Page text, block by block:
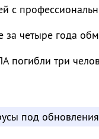
с
за четыре года
погибли три
под